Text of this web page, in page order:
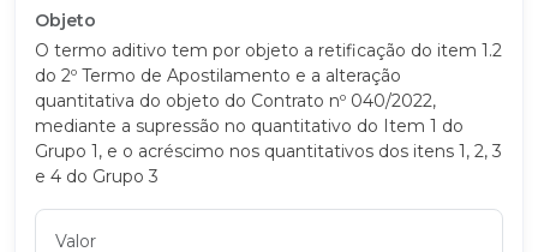
Objeto
O termo aditivo tem por objeto a retificação do item 1.2
do 2º Termo de Apostilamento e a alteração
quantitativa do objeto do Contrato nº 040/2022,
mediante a supressão no quantitativo do Item 1 do
Grupo 1, e o acréscimo nos quantitativos dos itens 1, 2, 3
e 4 do Grupo 3
Valor